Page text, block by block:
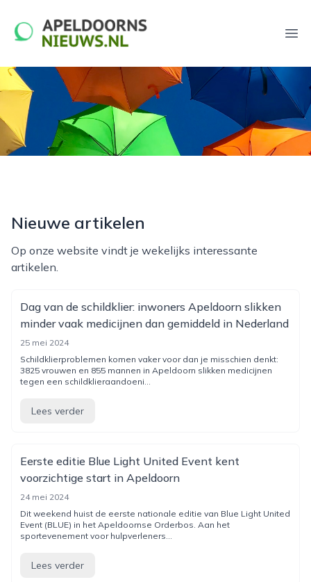
apeldoornsnieuws.nl
Nieuwe artikelen
Op onze website vindt je wekelijks interessante
artikelen.
Dag van de schildklier: inwoners Apeldoorn slikken
minder vaak medicijnen dan gemiddeld in Nederland
25 mei 2024
Schildklierproblemen komen vaker voor dan je misschien denkt:
3825 vrouwen en 855 mannen in Apeldoorn slikken medicijnen
tegen een schildklieraandoeni...
Lees verder
Eerste editie Blue Light United Event kent
voorzichtige start in Apeldoorn
24 mei 2024
Dit weekend huist de eerste nationale editie van Blue Light United
Event (BLUE) in het Apeldoornse Orderbos. Aan het
sportevenement voor hulpverleners...
Lees verder